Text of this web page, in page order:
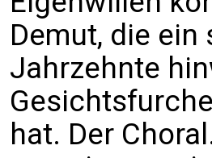
Demut, die
Jahrzehnte
hat. Der